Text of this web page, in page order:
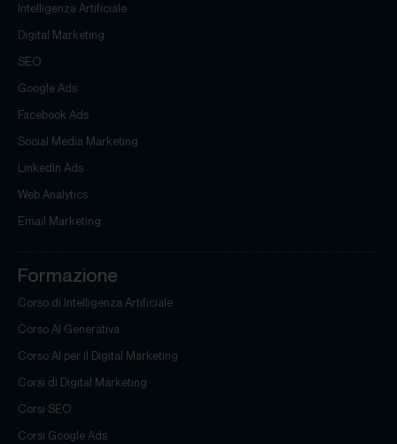
Intelligenza Artificiale
Digital Marketing
SEO
Google Ads
Facebook Ads
Social Media Marketing
LinkedIn Ads
Web Analytics
Email Marketing
Formazione
Corso di Intelligenza Artificiale
Corso AI Generativa
Corso AI per il Digital Marketing
Corsi di Digital Marketing
Corsi SEO
Corsi Google Ads